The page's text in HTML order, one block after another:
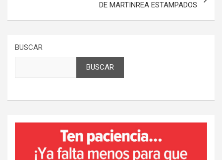
DE MARTINREA ESTAMPADOS
BUSCAR
BUSCAR